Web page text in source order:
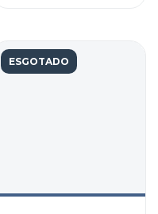
ESGOTADO